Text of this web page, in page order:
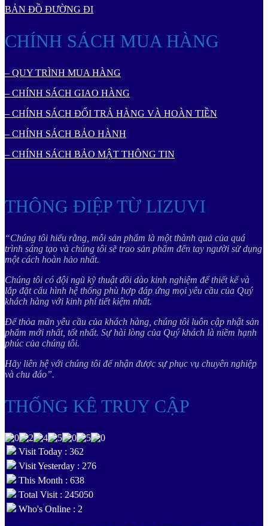
BẢN ĐỒ ĐƯỜNG ĐI
CHÍNH SÁCH MUA HÀNG
– QUY TRÌNH MUA HÀNG
– CHÍNH SÁCH GIAO HÀNG
– CHÍNH SÁCH ĐỔI TRẢ HÀNG VÀ HOÀN TIỀN
– CHÍNH SÁCH BẢO HÀNH
– CHÍNH SÁCH BẢO MẬT THÔNG TIN
THÔNG ĐIỆP TỪ LIZUVI
“Chúng tôi hiểu rằng, mỗi sản phẩm là một thành quả của quá
trình sáng tạo và chúng tôi sẽ trao sản phẩm đến tay người sử dụng
một cách hoàn hảo nhất.
Chúng tôi có đội ngũ kỹ thuật dồi dào kinh nghiệm để thiết kế và
lắp đặt cấu hình hệ thống phù hợp đáp ứng mọi yêu cầu của Quý
khách hàng với kinh phí tiết kiệm nhất.
Để thỏa mãn yêu cầu của khách hàng, chúng tôi luôn cập nhật sản
phẩm mới nhất, tốt nhất. Sự hài lòng của Quý khách là niềm hạnh
phúc của chúng tôi.
Hãy liên hệ với chúng tôi để nhận được sự phục vụ chuyên nghiệp
và chu đáo”.
THỐNG KÊ TRUY CẬP
Visit Today : 362
Visit Yesterday : 276
This Month : 638
Total Visit : 245050
Who's Online : 2